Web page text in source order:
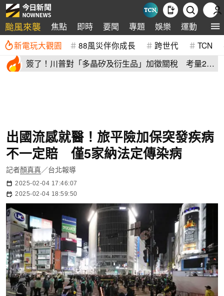
颱風來襲 焦點 即時 要聞 專題 娛樂 運動 全球
新電玩大觀園 88風災伴你成長 跨世代 TCN
簽了！川普對「多晶矽及衍生品」加徵關稅 考量2原
出國流感就醫！旅平險加保突發疾病
不一定賠 僅5家納法定傳染病
記者顏真真／台北報導
2025-02-04 17:46:07
2025-02-04 18:59:50